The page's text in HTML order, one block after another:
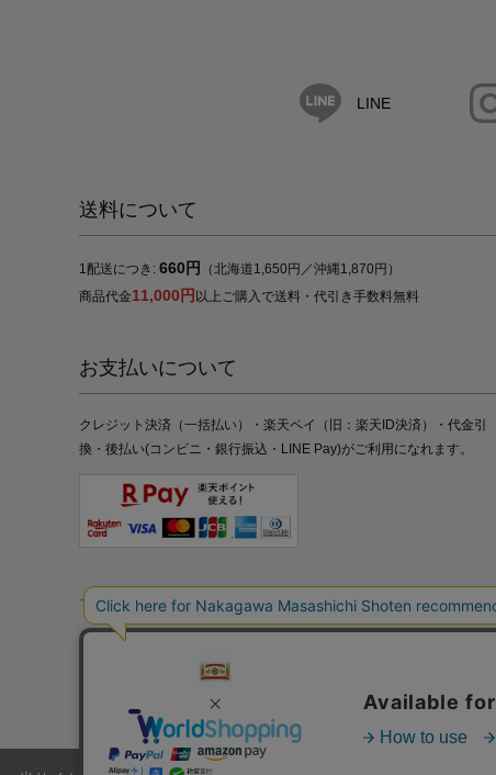
LINE
送料について
1配送につき: 660円
（北海道1,650円／沖縄1,870円）
商品代金11,000円 以上ご購入で送料・代引き手数料無料
お支払いについて
クレジット決済（一括払い）・楽天ペイ（旧：楽天ID決済）・代金引
換・後払い(コンビニ・銀行振込・LINE Pay)がご利用になれます。
プライバシーポリシー